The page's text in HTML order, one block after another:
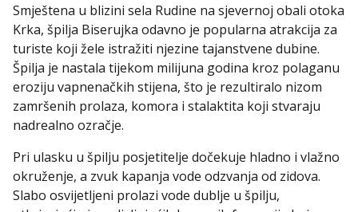
Smještena u blizini sela Rudine na sjevernoj obali otoka
Krka, špilja Biserujka odavno je popularna atrakcija za
turiste koji žele istražiti njezine tajanstvene dubine.
Špilja je nastala tijekom milijuna godina kroz polaganu
eroziju vapnenačkih stijena, što je rezultiralo nizom
zamršenih prolaza, komora i stalaktita koji stvaraju
nadrealno ozračje.
Pri ulasku u špilju posjetitelje dočekuje hladno i vlažno
okruženje, a zvuk kapanja vode odzvanja od zidova.
Slabo osvijetljeni prolazi vode dublje u špilju,